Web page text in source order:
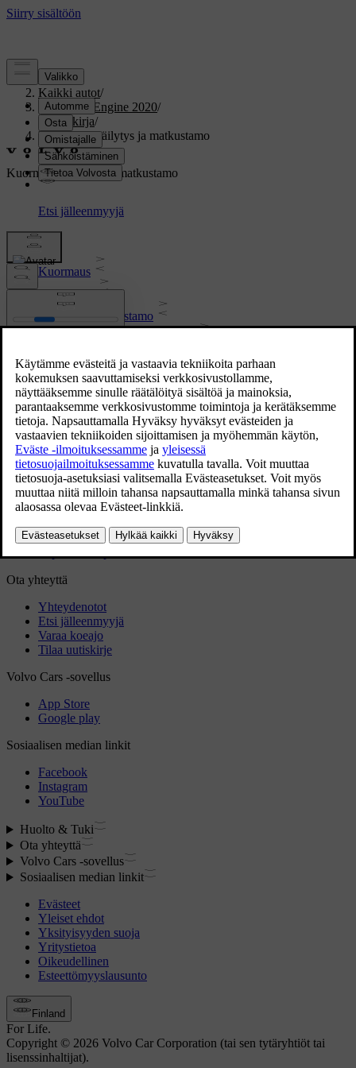
Tuki/
Kaikki autot/
V60 Twin Engine 2020/
Ohjekirja/
Kuormaus, säilytys ja matkustamo
Kuormaus, säilytys ja matkustamo
Kuormaus
Kuormatila
Säilytys ja matkustamo